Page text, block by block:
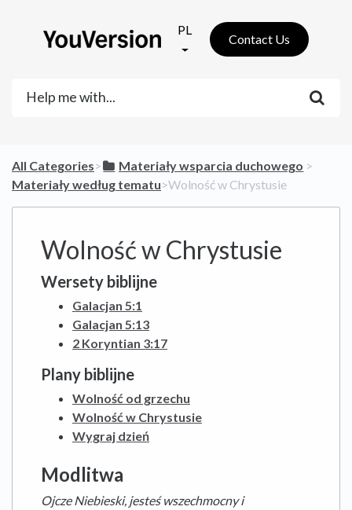
PL
Contact Us
All Categories​>​ ​Materiały wsparcia duchowego ​ > ​
Materiały według tematu​>​ Wolność w Chrystusie
Wolność w Chrystusie
Wersety biblijne
Galacjan 5:1
Galacjan 5:13
2 Koryntian 3:17
Plany biblijne
Wolność od grzechu
Wolność w Chrystusie
Wygraj dzień
Modlitwa
Ojcze Niebieski, jesteś wszechmocny i